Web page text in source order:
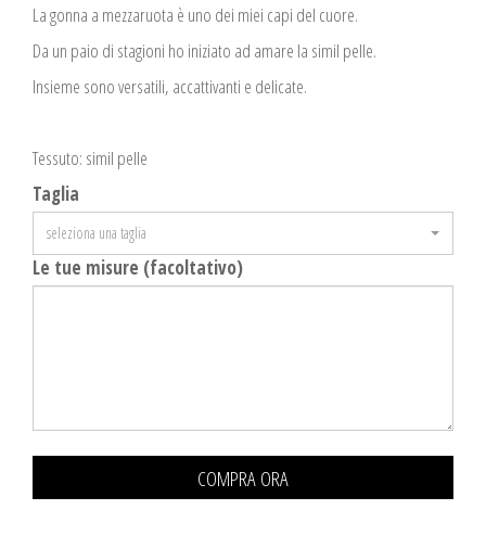
La gonna a mezzaruota è uno dei miei capi del cuore.
Da un paio di stagioni ho iniziato ad amare la simil pelle.
Insieme sono versatili, accattivanti e delicate.
Tessuto: simil pelle
Taglia
seleziona una taglia
Le tue misure (facoltativo)
COMPRA ORA